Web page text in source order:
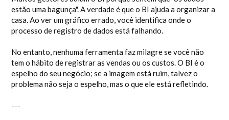
estão uma bagunça". A verdade é que o BI ajuda a organizar a
casa. Ao ver um gráfico errado, você identifica onde o
processo de registro de dados está falhando.
No entanto, nenhuma ferramenta faz milagre se você não
tem o hábito de registrar as vendas ou os custos. O BI é o
espelho do seu negócio; se a imagem está ruim, talvez o
problema não seja o espelho, mas o que ele está refletindo.
---